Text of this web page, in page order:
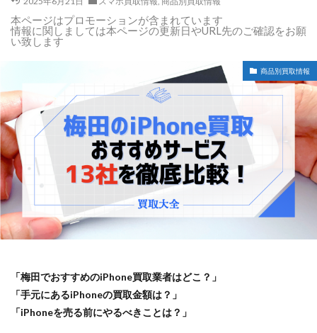
本ページはプロモーションが含まれています
情報に関しましては本ページの更新日やURL先のご確認をお願
い致します
商品別買取情報
「梅田でおすすめのiPhone買取業者はどこ？」
「手元にあるiPhoneの買取金額は？」
「iPhoneを売る前にやるべきことは？」